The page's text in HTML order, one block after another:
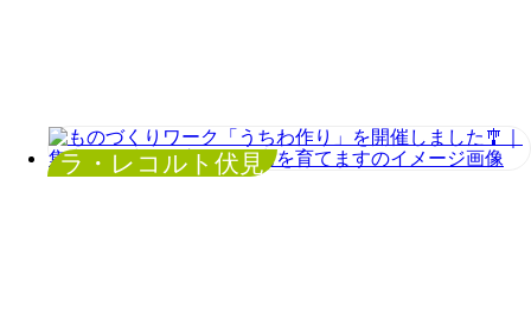
ラ・レコルト伏見